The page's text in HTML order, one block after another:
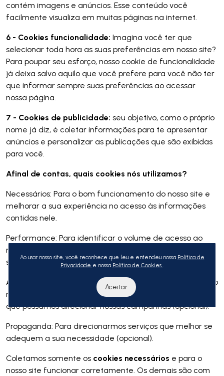
contém imagens e anúncios. Esse conteúdo você
facilmente visualiza em muitas páginas na internet.
6 - Cookies funcionalidade: Imagina você ter que
selecionar toda hora as suas preferências em nosso site?
Para poupar seu esforço, nosso cookie de funcionalidade
já deixa salvo aquilo que você prefere para você não ter
que informar sempre suas preferências ao acessar
nossa página.
7 - Cookies de publicidade: seu objetivo, como o próprio
nome já diz, é coletar informações para te apresentar
anúncios e personalizar as publicações que são exibidas
para você.
Afinal de contas, quais cookies nós utilizamos?
Necessários: Para o bom funcionamento do nosso site e
melhorar a sua experiência no acesso às informações
contidas nele.
Performance: Para identificar o volume de acesso ao
nosso site e ajudar-nos para que sua navegação não
seja prejudicada (opcional).
Analíticos: Para que possamos calcular a performance do
nosso site, quanto tempo você está navegando e para
que possamos direcionar nossas campanhas (opcional).
Propaganda: Para direcionarmos serviços que melhor se
adequem a sua necessidade (opcional).
Coletamos somente os cookies necessários e para o
nosso site funcionar corretamente. Os demais são com
Ao usar nosso site, você reconhece que leu e entendeu nossa Política de
Privacidade e nossa Política de Cookies .
Aceitar